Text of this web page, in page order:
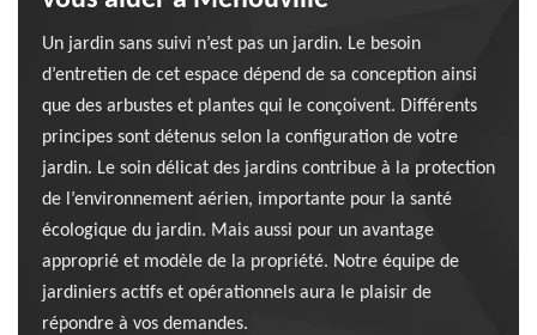
Un jardin sans suivi n’est pas un jardin. Le besoin
d’entretien de cet espace dépend de sa conception ainsi
que des arbustes et plantes qui le conçoivent. Différents
principes sont détenus selon la configuration de votre
jardin. Le soin délicat des jardins contribue à la protection
de l’environnement aérien, importante pour la santé
écologique du jardin. Mais aussi pour un avantage
approprié et modèle de la propriété. Notre équipe de
jardiniers actifs et opérationnels aura le plaisir de
répondre à vos demandes.